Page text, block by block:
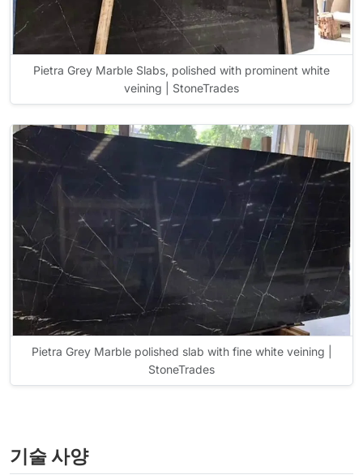
Pietra Grey Marble Slabs, polished with prominent white
veining | StoneTrades
Pietra Grey Marble polished slab with fine white veining |
StoneTrades
기술 사양